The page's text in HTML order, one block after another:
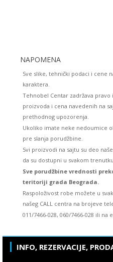
NAPOMENA
Sve slike, tehnički podaci i cene
karaktera.
Tehnobel Centar zadržava
proizvoda i cena navedenih na
prethodnog upozorenja.
Ukoliko imate neke nedoumice
pre slanja porudžbine.
Svi proizvodi na sajtu su deo
da su dostupni u svakom
Sve porudžbine vrednosti
teritoriji grada Beograda.
Raspoloživost robe možete u
našeg CALL centra na brojeve
011/7466-028, 060/7466-028 ili
INFO, REZERVACIJE,